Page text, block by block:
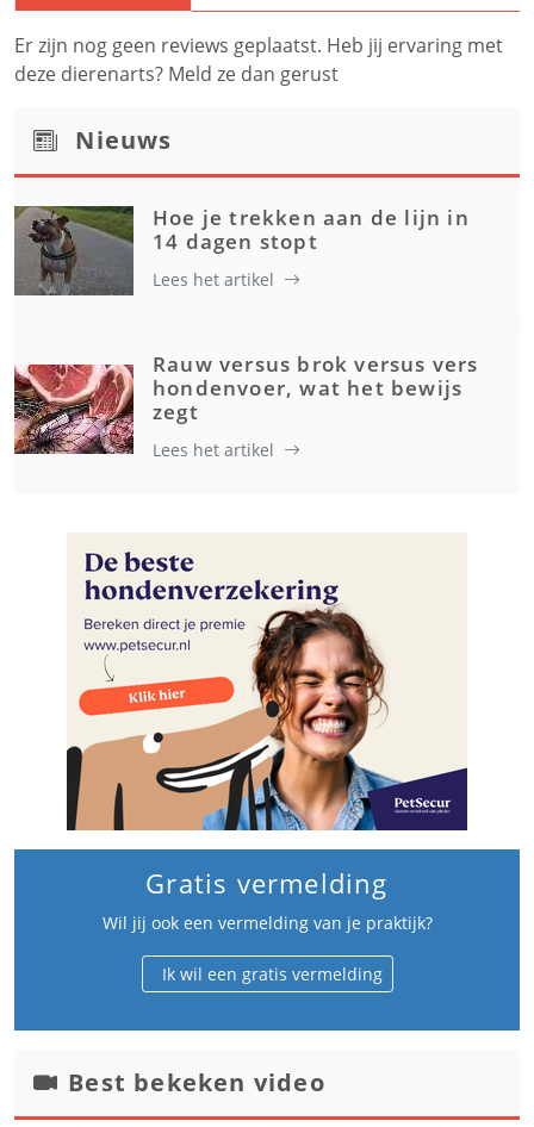
Er zijn nog geen reviews geplaatst. Heb jij ervaring met
deze dierenarts? Meld ze dan gerust
Nieuws
Hoe je trekken aan de lijn in
14 dagen stopt
Lees het artikel
Rauw versus brok versus vers
hondenvoer, wat het bewijs
zegt
Lees het artikel
Gratis vermelding
Wil jij ook een vermelding van je praktijk?
Ik wil een gratis vermelding
Best bekeken video